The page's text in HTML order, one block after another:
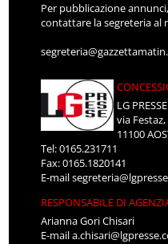
Per pubblicazione
contattare la segreteria al
LG
via Festaz,
11100
Tel: 0165.231711
Fax: 0165.1820141
E-mail
RESPONSABILE DI
Arianna Gori Chisari
E-mail